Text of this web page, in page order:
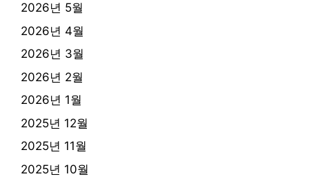
2026년 5월
2026년 4월
2026년 3월
2026년 2월
2026년 1월
2025년 12월
2025년 11월
2025년 10월